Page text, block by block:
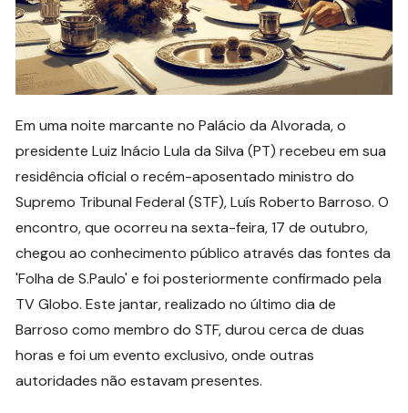
Em uma noite marcante no Palácio da Alvorada, o
presidente Luiz Inácio Lula da Silva (PT) recebeu em sua
residência oficial o recém-aposentado ministro do
Supremo Tribunal Federal (STF), Luís Roberto Barroso. O
encontro, que ocorreu na sexta-feira, 17 de outubro,
chegou ao conhecimento público através das fontes da
'Folha de S.Paulo' e foi posteriormente confirmado pela
TV Globo. Este jantar, realizado no último dia de
Barroso como membro do STF, durou cerca de duas
horas e foi um evento exclusivo, onde outras
autoridades não estavam presentes.